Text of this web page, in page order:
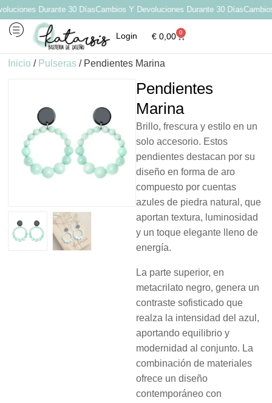
Durante 30 DíasCambios Y Devoluciones Durante 30 DíasCambios
Login €0,00 0
Inicio / Pulseras / Pendientes Marina
Pendientes
Marina
Brillo, frescura y estilo en un
solo accesorio. Estos
pendientes destacan por su
diseño en forma de aro
compuesto por cuentas
azules de piedra natural, que
aportan textura, luminosidad
y un toque elegante lleno de
energía.
La parte superior, en
metacrilato negro, genera un
contraste sofisticado que
realza la intensidad del azul,
aportando equilibrio y
modernidad al conjunto. La
combinación de materiales
ofrece un diseño
contemporáneo con